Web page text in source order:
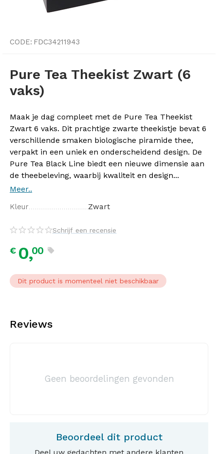
CODE: FDC34211943
Pure Tea Theekist Zwart (6
vaks)
Maak je dag compleet met de Pure Tea Theekist
Zwart 6 vaks. Dit prachtige zwarte theekistje bevat 6
verschillende smaken biologische piramide thee,
verpakt in een uniek en onderscheidend design. De
Pure Tea Black Line biedt een nieuwe dimensie aan
de theebeleving, waarbij kwaliteit en design...
Meer..
Kleur Zwart
Schrijf een recensie
€ 0,00
Dit product is momenteel niet beschikbaar
Reviews
Geen beoordelingen gevonden
Beoordeel dit product